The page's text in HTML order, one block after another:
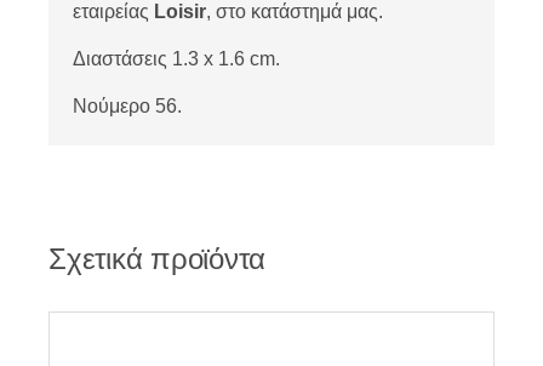
εταιρείας Loisir, στο κατάστημά μας.
Διαστάσεις 1.3 x 1.6 cm.
Νούμερο 56.
Σχετικά προϊόντα